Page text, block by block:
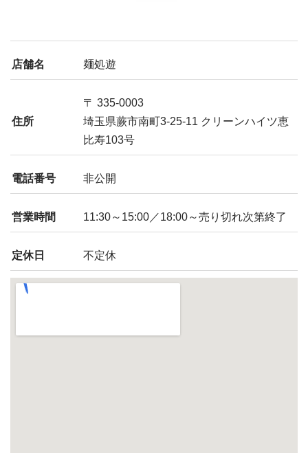
店舗名 麺処遊
住所
〒 335-0003
埼玉県蕨市南町3-25-11 クリーンハイツ恵
比寿103号
電話番号 非公開
営業時間 11:30～15:00／18:00～売り切れ次第終了
定休日 不定休